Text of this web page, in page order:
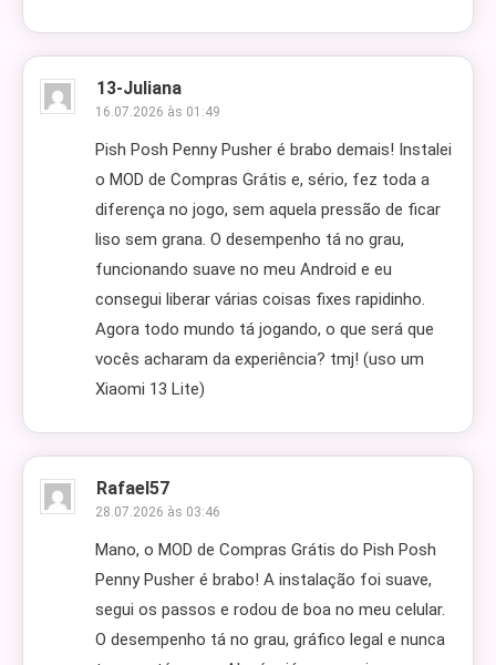
13-Juliana
16.07.2026 às 01:49
Pish Posh Penny Pusher é brabo demais! Instalei
o MOD de Compras Grátis e, sério, fez toda a
diferença no jogo, sem aquela pressão de ficar
liso sem grana. O desempenho tá no grau,
funcionando suave no meu Android e eu
consegui liberar várias coisas fixes rapidinho.
Agora todo mundo tá jogando, o que será que
vocês acharam da experiência? tmj! (uso um
Xiaomi 13 Lite)
Rafael57
28.07.2026 às 03:46
Mano, o MOD de Compras Grátis do Pish Posh
Penny Pusher é brabo! A instalação foi suave,
segui os passos e rodou de boa no meu celular.
O desempenho tá no grau, gráfico legal e nunca